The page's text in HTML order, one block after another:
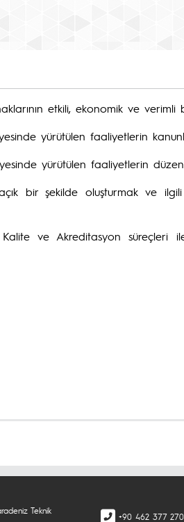
etkili, ekonomik ve
yürütülen faaliyetlerin
yürütülen faaliyetlerin
bir şekilde oluşturmak ve
ve Akreditasyon süreçleri
Teknik
+90 462 377